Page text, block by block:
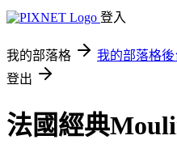
登入
我的部落格 我的部落格後
登出
法國經典